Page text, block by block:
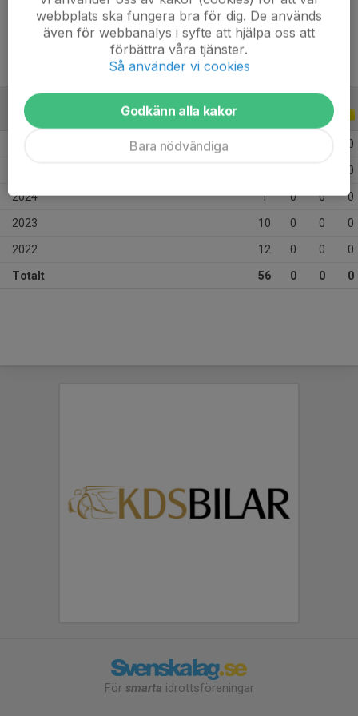
Ålder
14 år
ALLA SERIER ALLA ÅR
0
0
2024 1 0 0 0
2023 10 0 0 0
2022 12 0 0 0
Totalt 56 0 0 0
För smarta idrottsföreningar
webbplats ska fungera bra för dig. De används
även för webbanalys i syfte att hjälpa oss att
förbättra våra tjänster.
Så använder vi cookies
Godkänn alla kakor
Bara nödvändiga